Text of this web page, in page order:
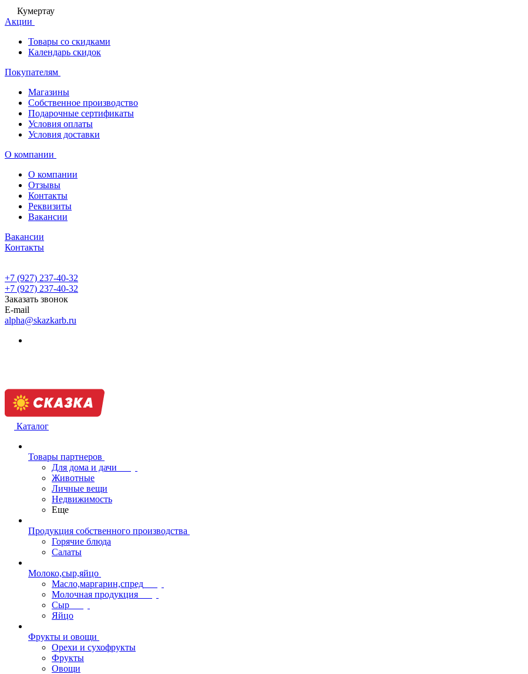
Кумертау
Акции
Товары со скидками
Календарь скидок
Покупателям
Магазины
Собственное производство
Подарочные сертификаты
Условия оплаты
Условия доставки
О компании
О компании
Отзывы
Контакты
Реквизиты
Вакансии
Вакансии
Контакты
+7 (927) 237-40-32
+7 (927) 237-40-32
Заказать звонок
E-mail
alpha@skazkarb.ru
Каталог
Товары партнеров
Для дома и дачи
Животные
Личные вещи
Недвижимость
Еще
Продукция собственного производства
Горячие блюда
Салаты
Молоко,сыр,яйцо
Масло,маргарин,спред
Молочная продукция
Сыр
Яйцо
Фрукты и овощи
Орехи и сухофрукты
Фрукты
Овощи